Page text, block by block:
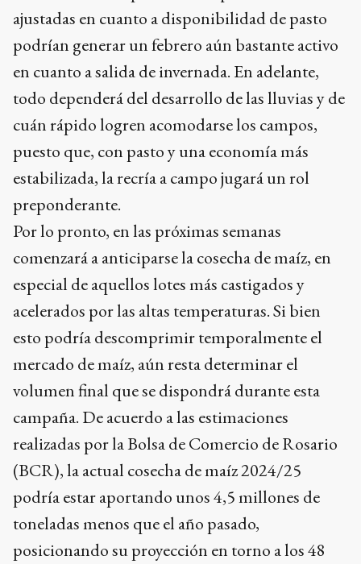
ajustadas en cuanto a disponibilidad de pasto
podrían generar un febrero aún bastante activo
en cuanto a salida de invernada. En adelante,
todo dependerá del desarrollo de las lluvias y de
cuán rápido logren acomodarse los campos,
puesto que, con pasto y una economía más
estabilizada, la recría a campo jugará un rol
preponderante.
Por lo pronto, en las próximas semanas
comenzará a anticiparse la cosecha de maíz, en
especial de aquellos lotes más castigados y
acelerados por las altas temperaturas. Si bien
esto podría descomprimir temporalmente el
mercado de maíz, aún resta determinar el
volumen final que se dispondrá durante esta
campaña. De acuerdo a las estimaciones
realizadas por la Bolsa de Comercio de Rosario
(BCR), la actual cosecha de maíz 2024/25
podría estar aportando unos 4,5 millones de
toneladas menos que el año pasado,
posicionando su proyección en torno a los 48